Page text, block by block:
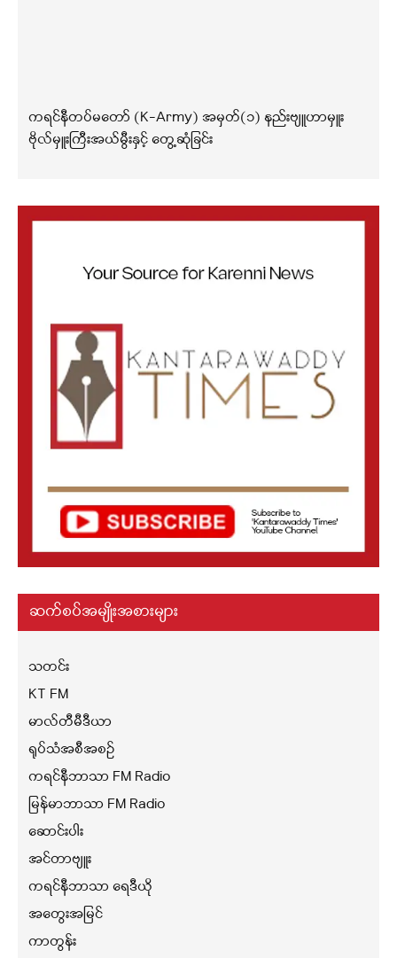
ကရင်နီတပ်မတော် (K-Army) အမှတ်(၁) နည်းဗျူဟာမှူး
ဗိုလ်မှူးကြီးအယ်မွီးနှင့် တွေ့ဆုံခြင်း
ဆက်စပ်အမျိုးအစားများ
သတင်း
KT FM
မာလ်တီမီဒီယာ
ရုပ်သံအစီအစဉ်
ကရင်နီဘာသာ FM Radio
မြန်မာဘာသာ FM Radio
ဆောင်းပါး
အင်တာဗျူး
ကရင်နီဘာသာ ရေဒီယို
အတွေးအမြင်
ကာတွန်း